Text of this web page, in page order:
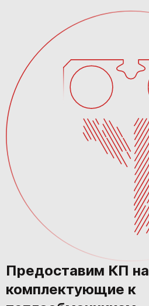
Предоставим КП на
комплектующие к